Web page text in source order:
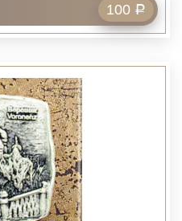
100 Р